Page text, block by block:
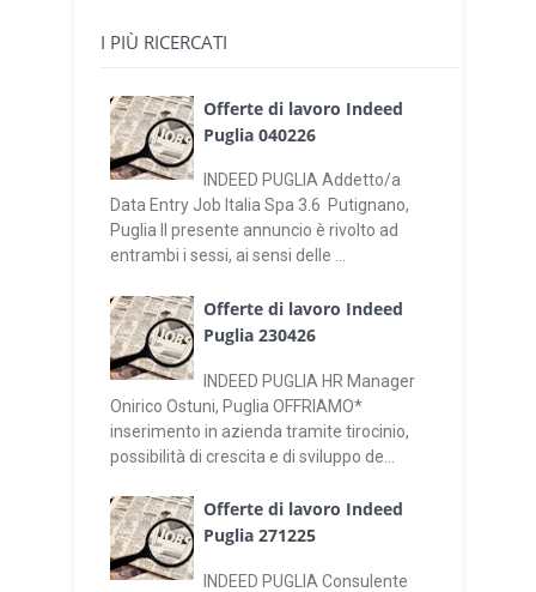
I PIÙ RICERCATI
Offerte di lavoro Indeed
Puglia 040226
INDEED PUGLIA Addetto/a
Data Entry Job Italia Spa 3.6 Putignano,
Puglia Il presente annuncio è rivolto ad
entrambi i sessi, ai sensi delle ...
Offerte di lavoro Indeed
Puglia 230426
INDEED PUGLIA HR Manager
Onirico Ostuni, Puglia OFFRIAMO*
inserimento in azienda tramite tirocinio,
possibilità di crescita e di sviluppo de...
Offerte di lavoro Indeed
Puglia 271225
INDEED PUGLIA Consulente